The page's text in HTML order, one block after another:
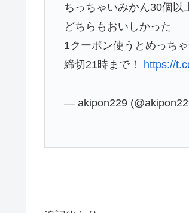
ちっちゃいみかん30個以
どちらもおいしかった
1クーポン使うとめっち
締切21時まで！ https://
— akipon229